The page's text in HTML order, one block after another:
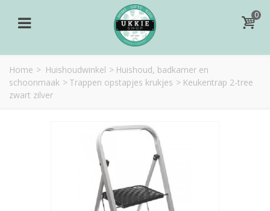
0
Home > Huishoudwinkel > Huishoud, badkamer en
schoonmaak > Trappen opstapjes krukjes > Keukentrap 2-tree
zwart zilver